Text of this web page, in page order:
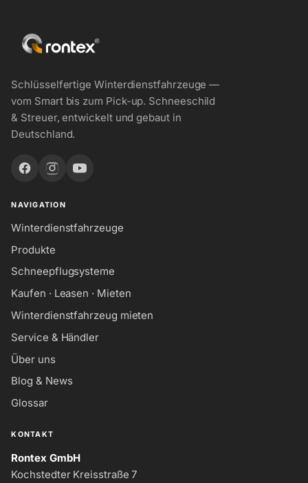
Schlüsselfertige Winterdienstfahrzeuge —
vom Smart bis zum Pick-up. Schneeschild
& Streuer, entwickelt und gebaut in
Deutschland.
NAVIGATION
Winterdienstfahrzeuge
Produkte
Schneepflugsysteme
Kaufen · Leasen · Mieten
Winterdienstfahrzeug mieten
Service & Händler
Über uns
Blog & News
Glossar
KONTAKT
Rontex GmbH
Kochstedter Kreisstraße 7